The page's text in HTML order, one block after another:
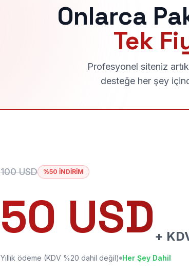
Onlarca
Tek
Profesyonel siteniz
desteğe her şey
100 USD %50 İNDİRİM
50 USD +
Yıllık ödeme (KDV %20 dahil değil) Her Şey Dahil